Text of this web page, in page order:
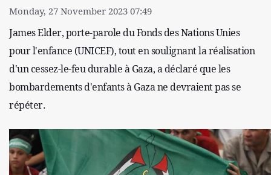
Monday, 27 November 2023 07:49
James Elder, porte-parole du Fonds des Nations Unies
pour l'enfance (UNICEF), tout en soulignant la réalisation
d'un cessez-le-feu durable à Gaza, a déclaré que les
bombardements d'enfants à Gaza ne devraient pas se
répéter.